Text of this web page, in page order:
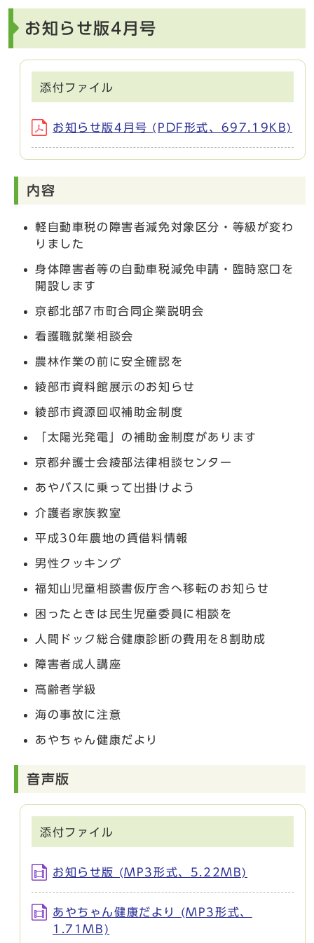
お知らせ版4月号
添付ファイル
お知らせ版4月号 (PDF形式、697.19KB)
内容
軽自動車税の障害者減免対象区分・等級が変わ
りました
身体障害者等の自動車税減免申請・臨時窓口を
開設します
京都北部7市町合同企業説明会
看護職就業相談会
農林作業の前に安全確認を
綾部市資料館展示のお知らせ
綾部市資源回収補助金制度
「太陽光発電」の補助金制度があります
京都弁護士会綾部法律相談センター
あやバスに乗って出掛けよう
介護者家族教室
平成30年農地の賃借料情報
男性クッキング
福知山児童相談書仮庁舎へ移転のお知らせ
困ったときは民生児童委員に相談を
人間ドック総合健康診断の費用を8割助成
障害者成人講座
高齢者学級
海の事故に注意
あやちゃん健康だより
音声版
添付ファイル
お知らせ版 (MP3形式、5.22MB)
あやちゃん健康だより (MP3形式、
1.71MB)